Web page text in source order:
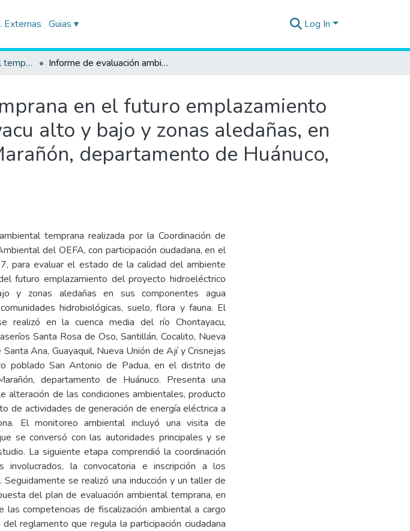
Externas Guias ▾ Log In
Evaluación ambiental temprana Informe de evaluación ambiental temprana en el futuro emplazamiento del proyecto hidroeléctrico Chontayacu alto y bajo y zonas aledañas, en el distrito de Cholón, provincia de Marañón, departamento de Huánuco, durante el año 2017.
en el futuro emplazamiento
alto y bajo y zonas aledañas, en
departamento de Huánuco,
temprana realizada por la Coordinación de
del OEFA, con participación ciudadana, en el
para evaluar el estado de la calidad del ambiente
futuro emplazamiento del proyecto hidroeléctrico
y zonas aledañas en sus componentes agua
hidrobiológicas, suelo, flora y fauna. El
realizó en la cuenca media del río Chontayacu,
Santa Rosa de Oso, Santillán, Cocalito, Nueva
Ana, Guayaquil, Nueva Unión de Ají y Crisnejas
poblado San Antonio de Padua, en el distrito de
departamento de Huánuco. Presenta una
alteración de las condiciones ambientales, producto
de actividades de generación de energía eléctrica a
El monitoreo ambiental incluyó una visita de
se conversó con las autoridades principales y se
La siguiente etapa comprendió la coordinación
involucrados, la convocatoria e inscripción a los
Seguidamente se realizó una inducción y un taller de
del plan de evaluación ambiental temprana, en
las competencias de fiscalización ambiental a cargo
reglamento que regula la participación ciudadana